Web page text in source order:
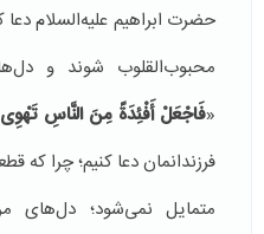
حضرت ابراهیم علیه‌السلام دعا
محبوب‌القلوب شوند و
«فَاجْعَلْ أَفْئِدَةً مِنَ النَّاسِ تَهْوِی
فرزندانمان دعا کنیم؛ چرا
متمایل نمی‌شود؛ دل‌های